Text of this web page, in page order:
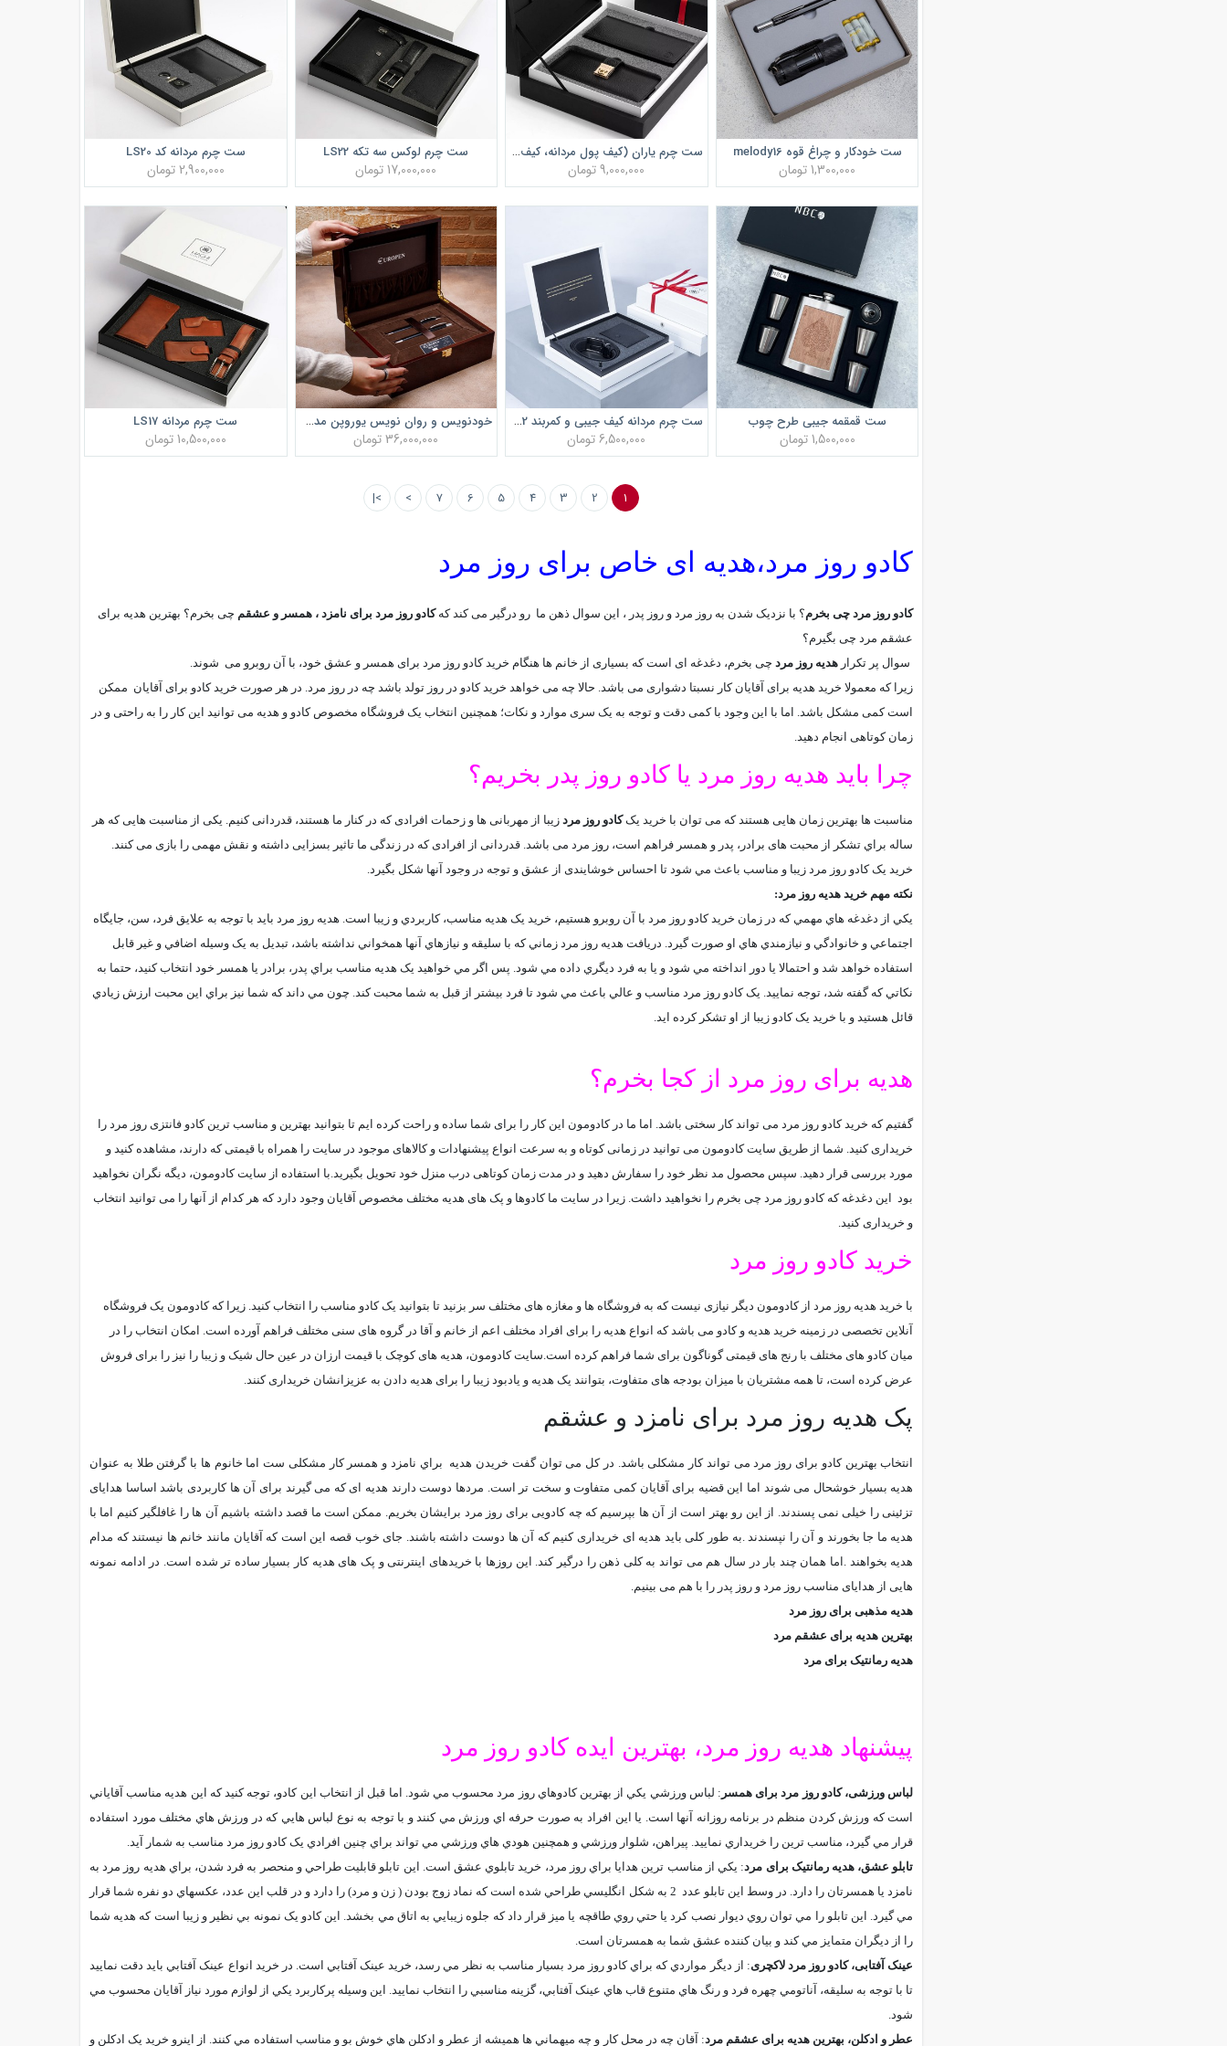
ست خودکار و چراغ قوه melody16
1,300,000 تومان
ست چرم یاران (کیف پول مردانه، کیف پول زنانه)
9,000,000 تومان
ست چرم لوکس سه تکه LS22
17,000,000 تومان
ست چرم مردانه کد LS20
2,900,000 تومان
ست قمقمه جیبی طرح چوب
1,500,000 تومان
ست چرم مردانه کیف جیبی و کمربند LS2
6,500,000 تومان
خودنویس و روان نویس یوروپن مدل مولانا
36,000,000 تومان
ست چرم مردانه LS17
10,500,000 تومان
1
2
3
4
5
6
7
>
>|
کادو روز مرد،هدیه ای خاص برای روز مرد
کادو روز مرد چی بخرم؟ با نزدیک شدن به روز مرد و روز پدر ، این سوال ذهن ما رو درگیر می کند کهکادو روز مرد برای نامزد ، همسر و عشقم چی بخرم؟ بهترین هدیه برای
عشقم مرد چی بگیرم؟
سوال پر تکرار هدیه روز مردچی بخرم، دغدغه ای است که بسیاری از خانم ها هنگام خرید کادو روز مرد برای همسر و عشق خود، با آن روبرو می شوند.
زیرا که معمولا خرید هدیه برای آقایان کار نسبتا دشواری می باشد. حالا چه می خواهد خرید کادو در روز تولد باشد چه در روز مرد. در هر صورت خرید کادو برای آقایان ممکن
است کمی مشکل باشد. اما با این وجود با کمی دقت و توجه به یک سری موارد و نکات؛ همچنین انتخاب یک فروشگاه مخصوص کادو و هدیه می توانید این کار را به راحتی و در
زمان کوتاهی انجام دهید.
چرا بايد هديه روز مرد يا کادو روز پدر بخريم؟
مناسبت ها بهترین زمان هایی هستند که می توان با خرید یککادو روز مردزيبا از مهربانی ها و زحمات افرادی که در کنار ما هستند، قدردانی کنیم. يکی از مناسبت هایی که هر
ساله براي تشکر از محبت های برادر، پدر و همسر فراهم است، روز مرد می باشد. قدردانی از افرادی که در زندگی ما تاثیر بسزایی داشته و نقش مهمی را بازی می کنند.
خريد يک کادو روز مرد زيبا و مناسب باعث مي شود تا احساس خوشایندی از عشق و توجه در وجود آنها شکل بگیرد.
نکته مهم خريد هديه روز مرد:
يکي از دغدغه هاي مهمي که در زمان خريد کادو روز مرد با آن روبرو هستيم، خريد يک هديه مناسب، کاربردي و زيبا است. هديه روز مرد بايد با توجه به علايق فرد، سن، جايگاه
اجتماعي و خانوادگي و نيازمندي هاي او صورت گيرد. دريافت هديه روز مرد زماني که با سليقه و نيازهاي آنها همخواني نداشته باشد، تبديل به يک وسيله اضافي و غير قابل
استفاده خواهد شد و احتمالا يا دور انداخته مي شود و يا به فرد ديگري داده مي شود. پس اگر مي خواهيد يک هديه مناسب براي پدر، برادر يا همسر خود انتخاب کنيد، حتما به
نکاتي که گفته شد، توجه نماييد. يک کادو روز مرد مناسب و عالي باعث مي شود تا فرد بيشتر از قبل به شما محبت کند. چون مي داند که شما نيز براي اين محبت ارزش زيادي
قائل هستيد و با خريد يک کادو زيبا از او تشکر کرده ايد.
هدیه برای روز مرد از کجا بخرم؟
گفتیم که خرید کادو روز مرد می تواند کار سختی باشد. اما ما در کادومون این کار را برای شما ساده و راحت کرده ایم تا بتوانید بهترین و مناسب ترین کادو فانتزی روز مرد را
خریداری کنید. شما از طریق سایت کادومون می توانید در زمانی کوتاه و به سرعت انواع پیشنهادات و کالاهای موجود در سایت را همراه با قیمتی که دارند، مشاهده کنید و
مورد بررسی قرار دهید. سپس محصول مد نظر خود را سفارش دهید و در مدت زمان کوتاهی درب منزل خود تحویل بگیرید.با استفاده از سایت کادومون، دیگه نگران نخواهید
بود این دغدغه که کادو روز مرد چی بخرم را نخواهید داشت. زیرا در سایت ما کادوها و پک های هدیه مختلف مخصوص آقایان وجود دارد که هر کدام از آنها را می توانید انتخاب
و خریداری کنید.
خرید کادو روز مرد
با خرید هدیه روز مرد از کادومون دیگر نیازی نیست که به فروشگاه ها و مغازه های مختلف سر بزنید تا بتوانید یک کادو مناسب را انتخاب کنید. زیرا که کادومون یک فروشگاه
آنلاین تخصصی در زمینه خرید هدیه و کادو می باشد که انواع هدیه را برای افراد مختلف اعم از خانم و آقا در گروه های سنی مختلف فراهم آورده است. امکان انتخاب را در
میان کادو های مختلف با رنج های قیمتی گوناگون برای شما فراهم کرده است.سایت کادومون، هدیه های کوچک با قیمت ارزان در عین حال شیک و زیبا را نیز را برای فروش
عرض کرده است، تا همه مشتریان با میزان بودجه های متفاوت، بتوانند یک هدیه و یادبود زیبا را برای هدیه دادن به عزیزانشان خریداری کنند.
پک هدیه روز مرد برای نامزد و عشقم
انتخاب بهترین کادو برای روز مرد می تواند کار مشکلی باشد. در کل می توان گفت خریدن هدیه براي نامزد و همسر کار مشکلی ست اما خانوم ها با گرفتن طلا به عنوان
هدیه بسیار خوشحال می شوند اما این قضیه برای آقایان کمی متفاوت و سخت تر است. مردها دوست دارند هدیه ای که می گیرند برای آن ها کاربردی باشد اساسا هدایای
تزئینی را خیلی نمی پسندند. از این رو بهتر است از آن ها بپرسیم که چه کادویی برای روز مرد برایشان بخریم. ممکن است ما قصد داشته باشیم آن ها را غافلگیر کنیم اما با
هدیه ما جا بخورند و آن را نپسندند.به طور کلی باید هدیه ای خریداری کنیم که آن ها دوست داشته باشند. جای خوب قصه این است که آقایان مانند خانم ها نیستند که مدام
هدیه بخواهند . اما همان چند بار در سال هم می تواند به کلی ذهن را درگیر کند. این روزها با خریدهای اینترنتی و پک های هدیه کار بسیار ساده تر شده است. در ادامه نمونه
هایی از هدایای مناسب روز مرد و روز پدر را با هم می بینیم.
هدیه مذهبی برای روز مرد
بهترین هدیه برای عشقم مرد
هدیه رمانتیک برای مرد
پیشنهاد هدیه روز مرد، بهترین ایده کادو روز مرد
لباس ورزشی، کادو روز مرد برای همسر : لباس ورزشي يکي از بهترين کادوهاي روز مرد محسوب مي شود. اما قبل از انتخاب اين کادو، توجه کنيد که اين هديه مناسب آقاياني
است که ورزش کردن منظم در برنامه روزانه آنها است. يا اين افراد به صورت حرفه اي ورزش مي کنند و با توجه به نوع لباس هايي که در ورزش هاي مختلف مورد استفاده
قرار مي گيرد، مناسب ترين را خريداري نماييد. پيراهن، شلوار ورزشي و همچنين هودي هاي ورزشي مي تواند براي چنين افرادي يک کادو روز مرد مناسب به شمار آيد.
تابلو عشق، هدیه رمانتیک برای مرد: يکي از مناسب ترين هدايا براي روز مرد، خريد تابلوي عشق است. اين تابلو قابليت طراحي و منحصر به فرد شدن، براي هديه روز مرد به
نامزد يا همسرتان را دارد. در وسط اين تابلو عدد 2 به شکل انگليسي طراحي شده است که نماد زوج بودن ( زن و مرد) را دارد و در قلب اين عدد، عکسهاي دو نفره شما قرار
مي گيرد. اين تابلو را مي توان روي ديوار نصب کرد يا حتي روي طاقچه يا ميز قرار داد که جلوه زيبايي به اتاق مي بخشد. اين کادو يک نمونه بي نظير و زيبا است که هديه شما
را از ديگران متمايز مي کند و بيان کننده عشق شما به همسرتان است.
عينک آفتابی، کادو روز مرد لاکچری: از ديگر مواردي که براي کادو روز مرد بسيار مناسب به نظر مي رسد، خريد عينک آفتابي است. در خريد انواع عينک آفتابي بايد دقت نماييد
تا با توجه به سليقه، آناتومي چهره فرد و رنگ هاي متنوع قاب هاي عينک آفتابي، گزينه مناسبي را انتخاب نماييد. اين وسيله پرکاربرد يکي از لوازم مورد نياز آقايان محسوب مي
شود.
عطر و ادکلن، بهترین هدیه برای عشقم مرد: آقان چه در محل کار و چه ميهماني ها هميشه از عطر و ادکلن هاي خوش بو و مناسب استفاده مي کنند. از اينرو خريد يک ادکلن و